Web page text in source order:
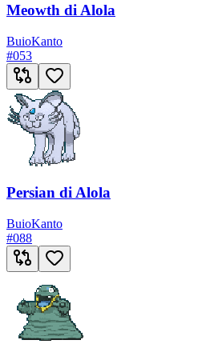
Meowth di Alola
BuioKanto
#053
Persian di Alola
BuioKanto
#088